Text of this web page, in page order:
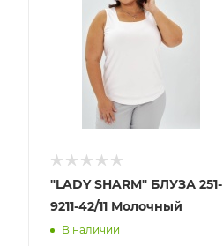
"LADY SHARM" БЛУЗА 251-
9211-42/11 Молочный
В наличии